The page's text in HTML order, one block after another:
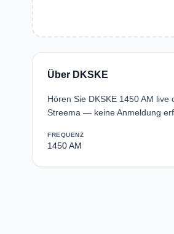
Über DKSKE
Hören Sie DKSKE 1450 AM
Streema — keine Anmeldung
FREQUENZ
1450 AM